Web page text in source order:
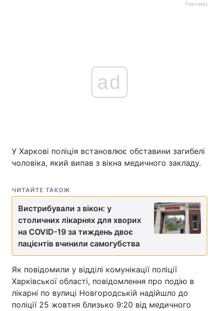
Україна Політика
Економіка Світ
Спорт Наука
Зброя Інциденти
Здоров'я Туризм
Реклама
ad
У Харкові поліція встановлює обставини загибелі
чоловіка, який випав з вікна медичного закладу.
ЧИТАЙТЕ ТАКОЖ
Вистрибували з вікон: у
столичних лікарнях для хворих
на COVID-19 за тиждень двоє
пацієнтів вчинили самогубства
Як повідомили у відділі комунікації поліції
Харківської області, повідомлення про подію в
лікарні по вулиці Новгородській надійшло до
поліції 25 жовтня близько 9:20 від медичного